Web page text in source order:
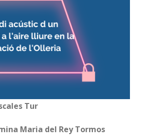
Tur
Maria del Rey Tormos